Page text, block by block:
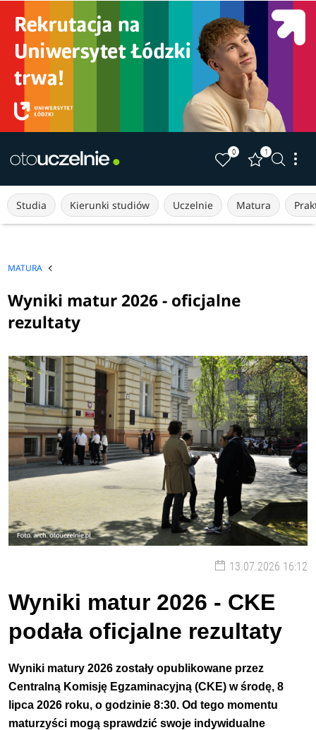
0 1
Studia Kierunki studiów Uczelnie Matura
MATURA
Wyniki matur 2026 - oficjalne
rezultaty
13.07.2026 16:12
Wyniki matur 2026 - CKE
podała oficjalne rezultaty
Wyniki matury 2026 zostały opublikowane przez
Centralną Komisję Egzaminacyjną (CKE) w środę, 8
lipca 2026 roku, o godzinie 8:30. Od tego momentu
maturzyści mogą sprawdzić swoje indywidualne